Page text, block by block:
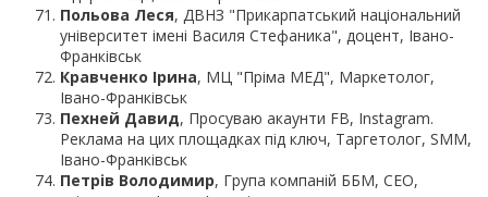
Польова Леся, ДВНЗ "Прикарпатський національний
університет імені Василя Стефаника", доцент, Івано-
Франківськ
Кравченко Ірина, МЦ "Пріма МЕД", Маркетолог,
Івано-Франківськ
Пехней Давид, Просуваю акаунти FB, Instagram.
Реклама на цих площадках під ключ, Таргетолог, SMM,
Івано-Франківськ
Петрів Володимир, Група компаній ББМ, СЕО,